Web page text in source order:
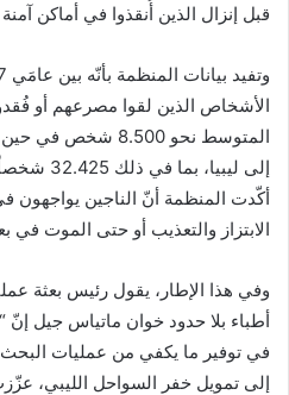
قبل إنزال الذين أُنقذوا في أماكن
الأشخاص الذين لقوا مصرعهم أو
أكّدت المنظمة أنّ الناجين يواجهون
الابتزاز والتعذيب أو حتى الموت في
وفي هذا الإطار، يقول رئيس بعثة
أطباء بلا حدود خوان ماتياس جيل إنّ
في توفير ما يكفي من عمليات البحث
إلى تمويل خفر السواحل الليبي،